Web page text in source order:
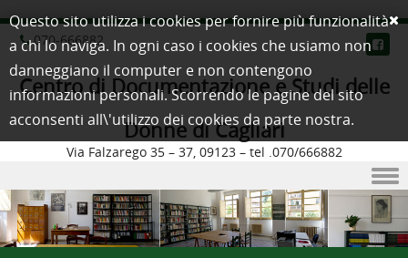
070-666882
Centro di Documentazione e Studi delle
Donne di Cagliari
Via Falzarego 35 – 37, 09123 – tel .070/666882
Skip to content
Questo sito utilizza i cookies per fornire più funzionalità
a chi lo naviga. In ogni caso i cookies che usiamo non
danneggiano il computer e non contengono
informazioni personali. Scorrendo le pagine del sito
acconsenti all\'utilizzo dei cookies da parte nostra.